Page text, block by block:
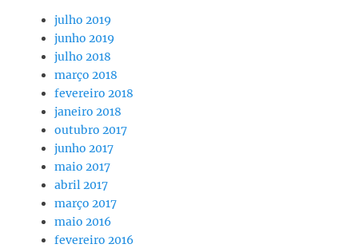
julho 2019
junho 2019
julho 2018
março 2018
fevereiro 2018
janeiro 2018
outubro 2017
junho 2017
maio 2017
abril 2017
março 2017
maio 2016
fevereiro 2016